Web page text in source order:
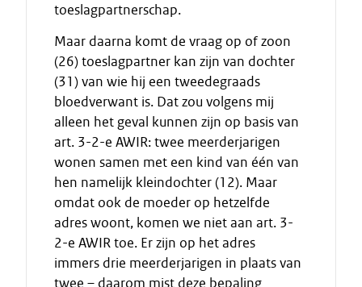
toeslagpartnerschap.
Maar daarna komt de vraag op of zoon
(26) toeslagpartner kan zijn van dochter
(31) van wie hij een tweedegraads
bloedverwant is. Dat zou volgens mij
alleen het geval kunnen zijn op basis van
art. 3-2-e AWIR: twee meerderjarigen
wonen samen met een kind van één van
hen namelijk kleindochter (12). Maar
omdat ook de moeder op hetzelfde
adres woont, komen we niet aan art. 3-
2-e AWIR toe. Er zijn op het adres
immers drie meerderjarigen in plaats van
twee – daarom mist deze bepaling